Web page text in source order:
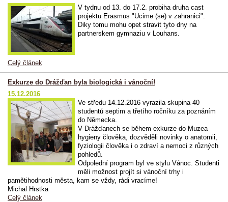
V tydnu od 13. do 17.2. probiha druha cast
projektu Erasmus "Ucime (se) v zahranici".
Diky tomu mohu opet stravit tyto dny na
partnerskem gymnaziu v Louhans.
Celý článek
Exkurze do Drážďan byla biologická i vánoční!
15.12.2016
Ve středu 14.12.2016 vyrazila skupina 40
studentů septim a třetího ročníku za poznáním
do Německa.
V Drážďanech se během exkurze do Muzea
hygieny člověka, dozvěděli novinky o anatomii,
fyziologii člověka i o zdraví a nemoci z různých
pohledů.
Odpolední program byl ve stylu Vánoc. Studenti
měli možnost projít si vánoční trhy i
pamětihodnosti města, kam se vždy, rádi vracíme!
Michal Hrstka
Celý článek